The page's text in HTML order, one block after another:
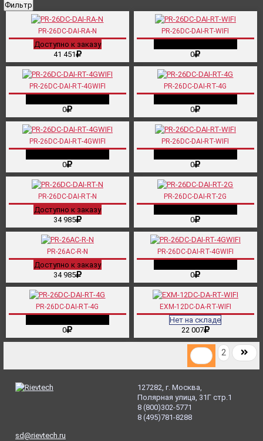
Фильтр
PR-26DC-DAI-RA-N
Доступно к заказу
41 451
PR-26DC-DAI-RT-WIFI
0
PR-26DC-DAI-RT-4GWIFI
0
PR-26DC-DAI-RT-4G
0
PR-26DC-DAI-RT-4GWIFI
0
PR-26DC-DAI-RT-WIFI
0
PR-26DC-DAI-RT-N
Доступно к заказу
34 985
PR-26DC-DAI-RT-2G
0
PR-26AC-R-N
Доступно к заказу
34 985
PR-26DC-DAI-RT-4GWIFI
0
PR-26DC-DAI-RT-4G
0
EXM-12DC-DA-RT-WIFI
Нет на складе
22 007
2
127282, г. Москва,
Полярная улица, 31Г стр.1
8 (800)302-5771
8 (495)781-8288
sd@rievtech.ru